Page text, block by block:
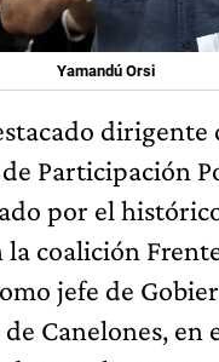
Yamandú Orsi
dirigente
Participación
por el
coalición
jefe de
Canelones, en